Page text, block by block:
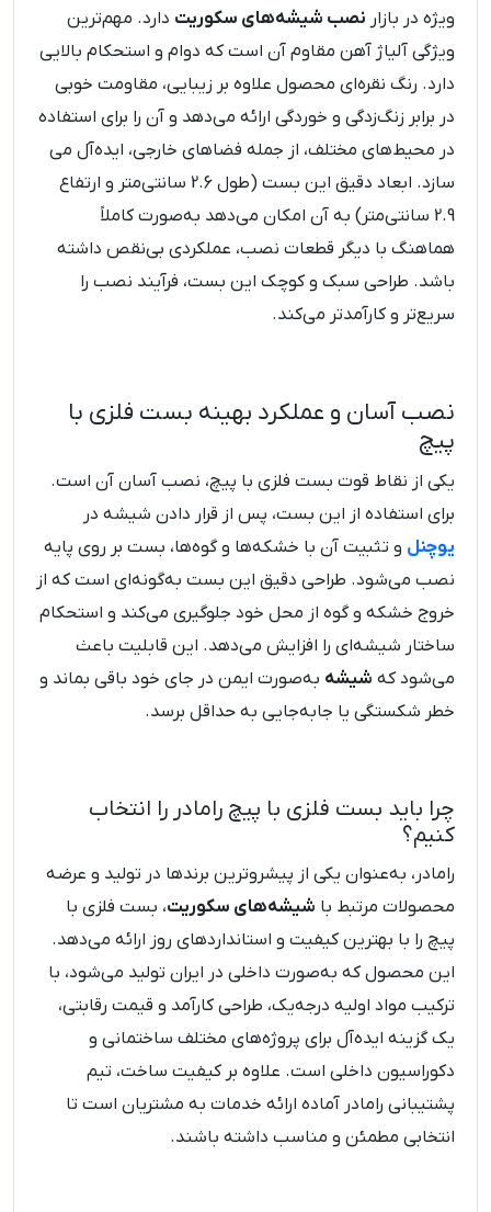
ویژه در بازار نصب شیشه‌های سکوریت دارد. مهم‌ترین
ویژگی آلیاژ آهن مقاوم آن است که دوام و استحکام بالایی
دارد. رنگ نقره‌ای محصول علاوه بر زیبایی، مقاومت خوبی
در برابر زنگ‌زدگی و خوردگی ارائه می‌دهد و آن را برای استفاده
در محیط‌های مختلف، از جمله فضاهای خارجی، ایده‌آل می
سازد. ابعاد دقیق این بست (طول 2.6 سانتی‌متر و ارتفاع
2.9 سانتی‌متر) به آن امکان می‌دهد به‌صورت کاملاً
هماهنگ با دیگر قطعات نصب، عملکردی بی‌نقص داشته
باشد. طراحی سبک و کوچک این بست، فرآیند نصب را
سریع‌تر و کارآمدتر می‌کند.
نصب آسان و عملکرد بهینه بست فلزی با
پیچ
یکی از نقاط قوت بست فلزی با پیچ، نصب آسان آن است.
برای استفاده از این بست، پس از قرار دادن شیشه در
یوچنل و تثبیت آن با خشکه‌ها و گوه‌ها، بست بر روی پایه
نصب می‌شود. طراحی دقیق این بست به‌گونه‌ای است که از
خروج خشکه و گوه از محل خود جلوگیری می‌کند و استحکام
ساختار شیشه‌ای را افزایش می‌دهد. این قابلیت باعث
می‌شود که شیشه به‌صورت ایمن در جای خود باقی بماند و
خطر شکستگی یا جابه‌جایی به حداقل برسد.
چرا باید بست فلزی با پیچ رامادر را انتخاب
کنیم؟
رامادر، به‌عنوان یکی از پیشروترین برندها در تولید و عرضه
محصولات مرتبط با شیشه‌های سکوریت، بست فلزی با
پیچ را با بهترین کیفیت و استانداردهای روز ارائه می‌دهد.
این محصول که به‌صورت داخلی در ایران تولید می‌شود، با
ترکیب مواد اولیه درجه‌یک، طراحی کارآمد و قیمت رقابتی،
یک گزینه ایده‌آل برای پروژه‌های مختلف ساختمانی و
دکوراسیون داخلی است. علاوه بر کیفیت ساخت، تیم
پشتیبانی رامادر آماده ارائه خدمات به مشتریان است تا
انتخابی مطمئن و مناسب داشته باشند.